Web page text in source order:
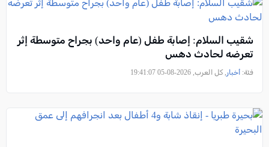
شقيب السلام: إصابة طفل (عام واحد) بجراح متوسطة إثر
تعرضه لحادث دهس
فئة: أخبار , كل العرب, 2026-08-05 19:41:07